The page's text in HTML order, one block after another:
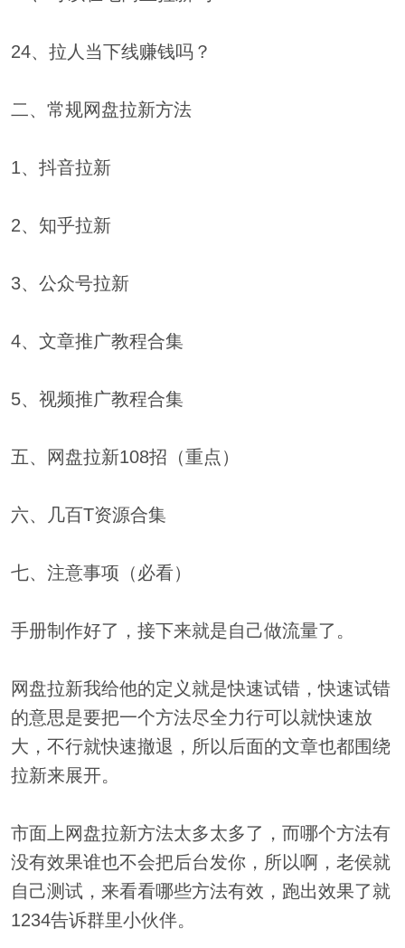
24、拉人当下线赚钱吗？
二、常规网盘拉新方法
1、抖音拉新
2、知乎拉新
3、公众号拉新
4、文章推广教程合集
5、视频推广教程合集
五、网盘拉新108招（重点）
六、几百T资源合集
七、注意事项（必看）
手册制作好了，接下来就是自己做流量了。
网盘拉新我给他的定义就是快速试错，快速试错
的意思是要把一个方法尽全力行可以就快速放
大，不行就快速撤退，所以后面的文章也都围绕
拉新来展开。
市面上网盘拉新方法太多太多了，而哪个方法有
没有效果谁也不会把后台发你，所以啊，老侯就
自己测试，来看看哪些方法有效，跑出效果了就
1234告诉群里小伙伴。